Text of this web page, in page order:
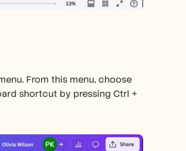
From this menu, choose
shortcut by pressing Ctrl +